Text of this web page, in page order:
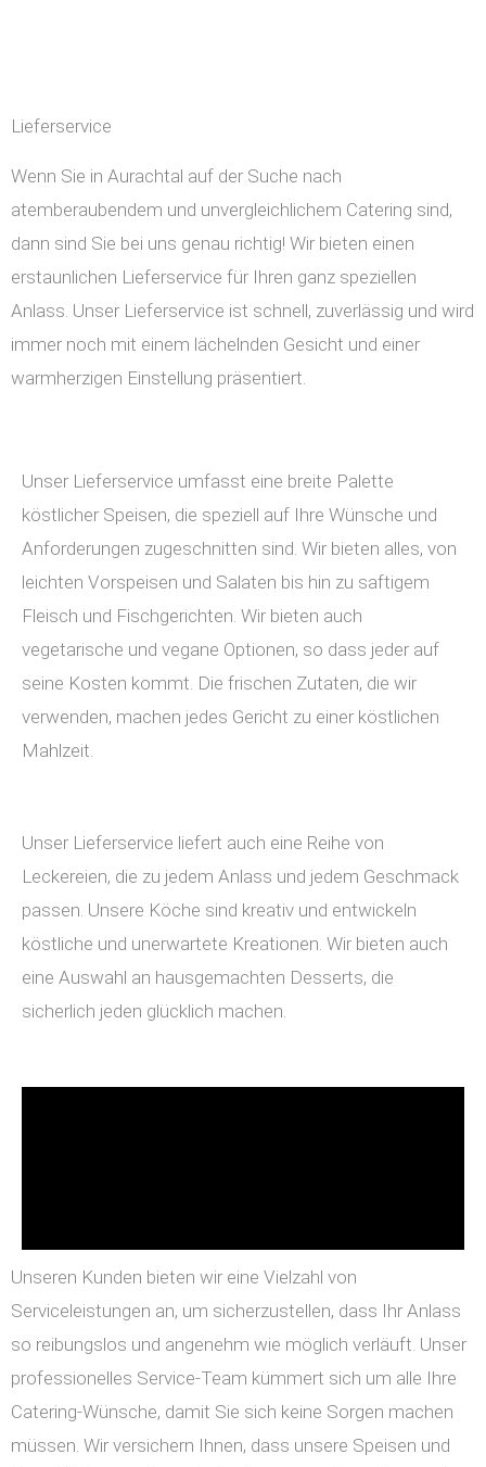
Lieferservice
Wenn Sie in Aurachtal auf der Suche nach
atemberaubendem und unvergleichlichem Catering sind,
dann sind Sie bei uns genau richtig! Wir bieten einen
erstaunlichen Lieferservice für Ihren ganz speziellen
Anlass. Unser Lieferservice ist schnell, zuverlässig und wird
immer noch mit einem lächelnden Gesicht und einer
warmherzigen Einstellung präsentiert.
Unser Lieferservice umfasst eine breite Palette
köstlicher Speisen, die speziell auf Ihre Wünsche und
Anforderungen zugeschnitten sind. Wir bieten alles, von
leichten Vorspeisen und Salaten bis hin zu saftigem
Fleisch und Fischgerichten. Wir bieten auch
vegetarische und vegane Optionen, so dass jeder auf
seine Kosten kommt. Die frischen Zutaten, die wir
verwenden, machen jedes Gericht zu einer köstlichen
Mahlzeit.
Unser Lieferservice liefert auch eine Reihe von
Leckereien, die zu jedem Anlass und jedem Geschmack
passen. Unsere Köche sind kreativ und entwickeln
köstliche und unerwartete Kreationen. Wir bieten auch
eine Auswahl an hausgemachten Desserts, die
sicherlich jeden glücklich machen.
Unseren Kunden bieten wir eine Vielzahl von
Serviceleistungen an, um sicherzustellen, dass Ihr Anlass
so reibungslos und angenehm wie möglich verläuft. Unser
professionelles Service-Team kümmert sich um alle Ihre
Catering-Wünsche, damit Sie sich keine Sorgen machen
müssen. Wir versichern Ihnen, dass unsere Speisen und